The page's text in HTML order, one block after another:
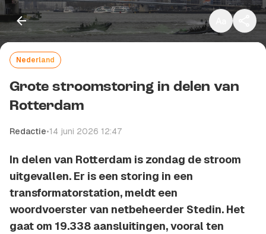
Nederland
Grote stroomstoring in delen van
Rotterdam
Redactie•14 juni 2026 12:47
In delen van Rotterdam is zondag de stroom
uitgevallen. Er is een storing in een
transformatorstation, meldt een
woordvoerster van netbeheerder Stedin. Het
gaat om 19.338 aansluitingen, vooral ten